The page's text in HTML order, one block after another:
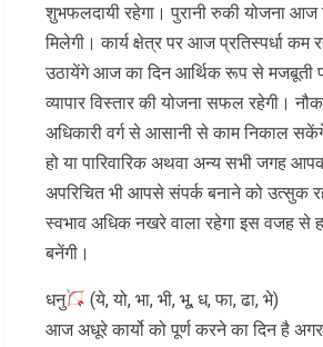
शुभफलदायी रहेगा। पुरानी रुकी योजना
मिलेगी। कार्य क्षेत्र पर आज प्रतिस्पर्धा
उठायेंगे आज का दिन आर्थिक रूप से मजबूती
व्यापार विस्तार की योजना सफल रहेगी।
अधिकारी वर्ग से आसानी से काम निकाल
हो या पारिवारिक अथवा अन्य सभी जगह
अपरिचित भी आपसे संपर्क बनाने को उत्सुक
स्वभाव अधिक नखरे वाला रहेगा इस वजह से
बनेंगी।
धनु
(ये, यो, भा, भी, भू, ध, फा, ढा, भे)
आज अधूरे कार्यो को पूर्ण करने का दिन है